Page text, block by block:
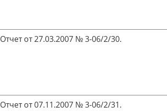
Отчет от 27.03.2007 № 3-06/2/30.
Отчет от 07.11.2007 № 3-06/2/31.